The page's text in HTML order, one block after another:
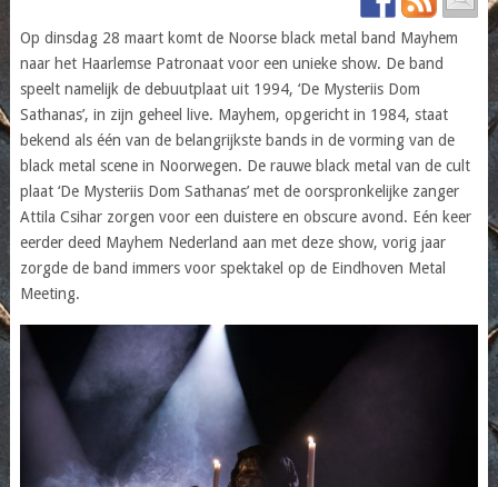
Op dinsdag 28 maart komt de Noorse black metal band Mayhem
naar het Haarlemse Patronaat voor een unieke show. De band
speelt namelijk de debuutplaat uit 1994, ‘De Mysteriis Dom
Sathanas’, in zijn geheel live. Mayhem, opgericht in 1984, staat
bekend als één van de belangrijkste bands in de vorming van de
black metal scene in Noorwegen. De rauwe black metal van de cult
plaat ‘De Mysteriis Dom Sathanas’ met de oorspronkelijke zanger
Attila Csihar zorgen voor een duistere en obscure avond. Eén keer
eerder deed Mayhem Nederland aan met deze show, vorig jaar
zorgde de band immers voor spektakel op de Eindhoven Metal
Meeting.